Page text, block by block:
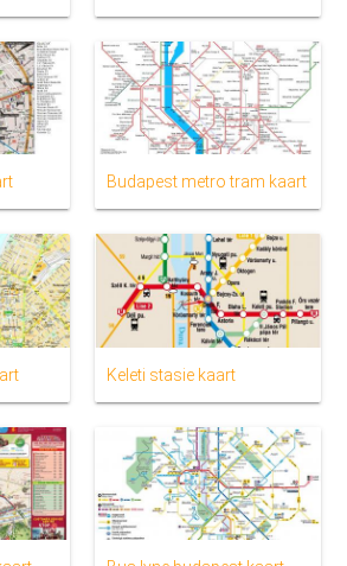
Budapest metro tram kaart
Keleti stasie kaart